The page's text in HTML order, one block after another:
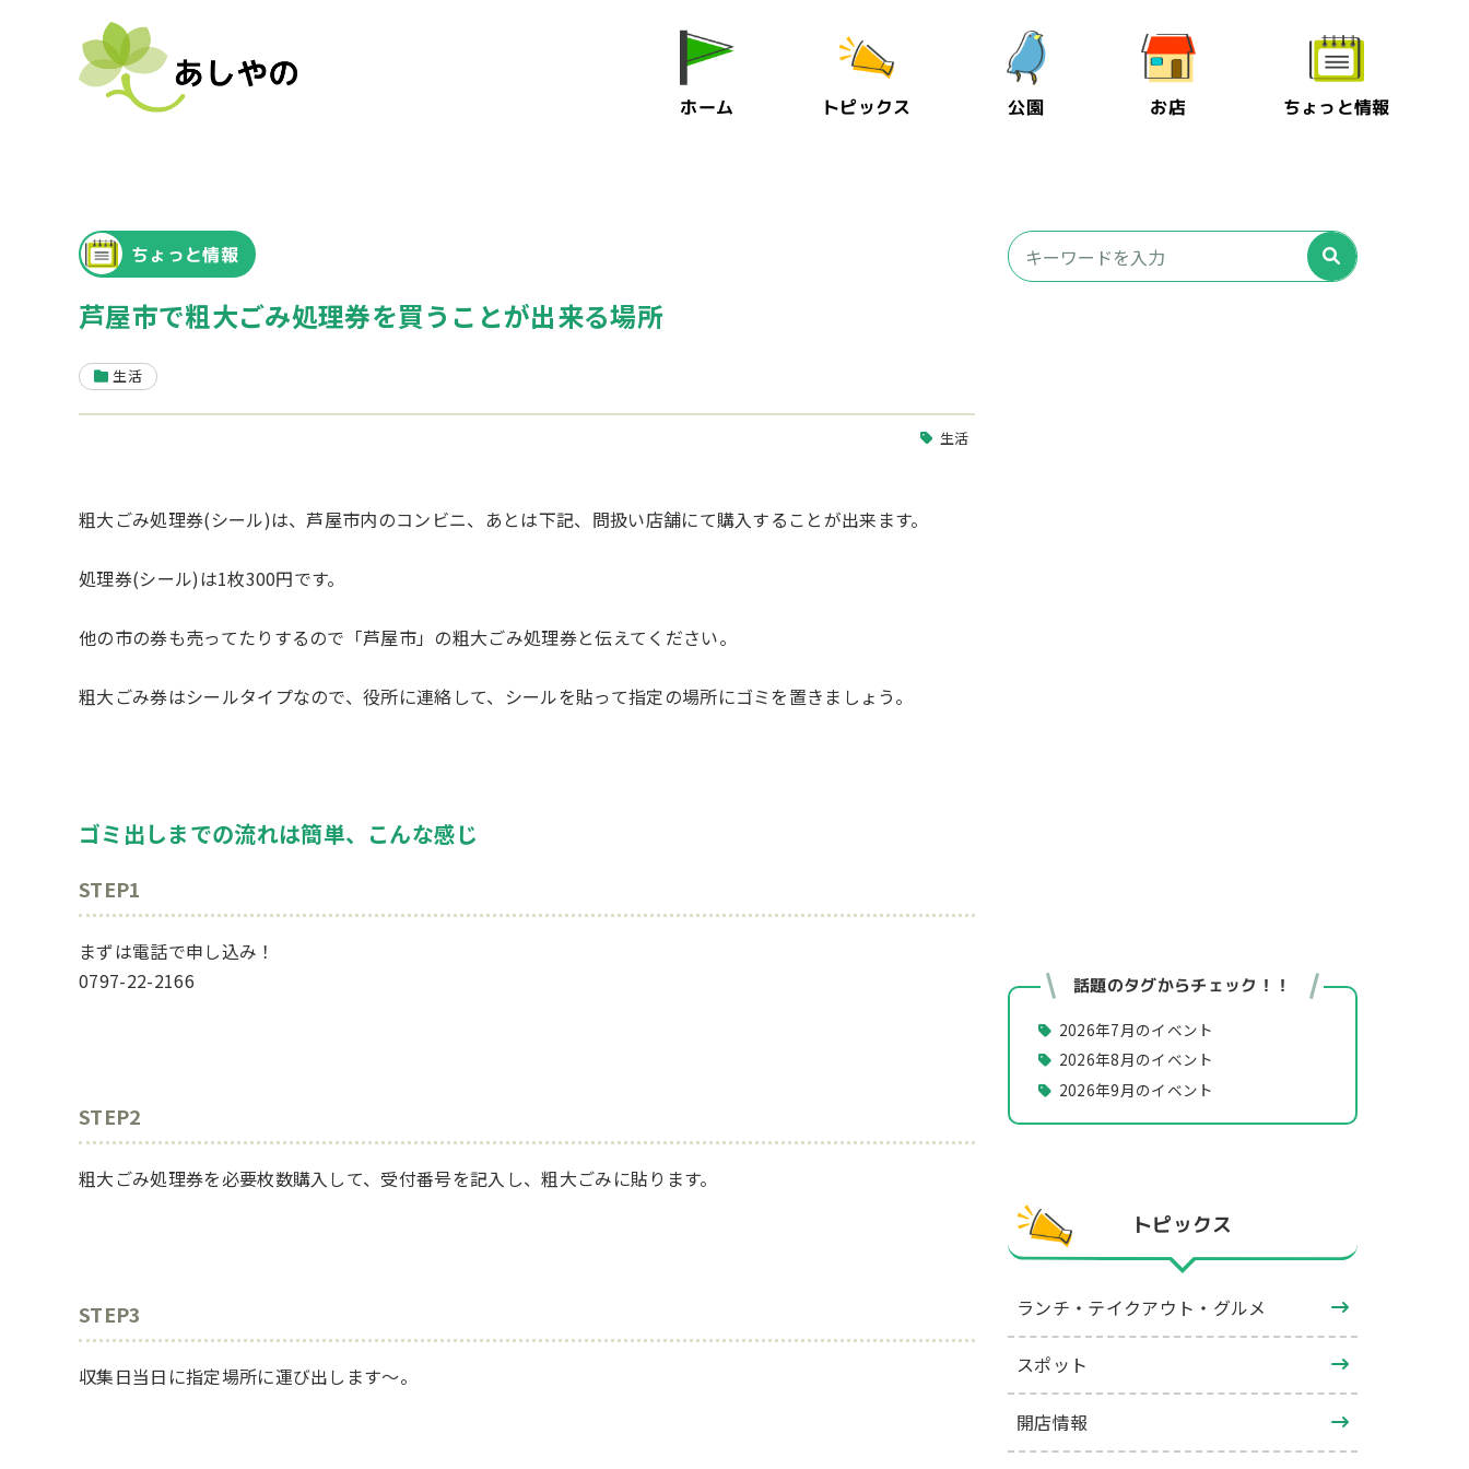
ホーム トピックス 公園 お店 ちょっと情報
ちょっと情報
芦屋市で粗大ごみ処理券を買うことが出来る場所
生活
生活
粗大ごみ処理券(シール)は、芦屋市内のコンビニ、あとは下記、問扱い店舗にて購入することが出来ます。
処理券(シール)は1枚300円です。
他の市の券も売ってたりするので「芦屋市」の粗大ごみ処理券と伝えてください。
粗大ごみ券はシールタイプなので、役所に連絡して、シールを貼って指定の場所にゴミを置きましょう。
ゴミ出しまでの流れは簡単、こんな感じ
STEP1
まずは電話で申し込み！
0797-22-2166
STEP2
粗大ごみ処理券を必要枚数購入して、受付番号を記入し、粗大ごみに貼ります。
STEP3
収集日当日に指定場所に運び出します～。
話題のタグからチェック！！
2026年7月のイベント
2026年8月のイベント
2026年9月のイベント
トピックス
ランチ・テイクアウト・グルメ
スポット
開店情報